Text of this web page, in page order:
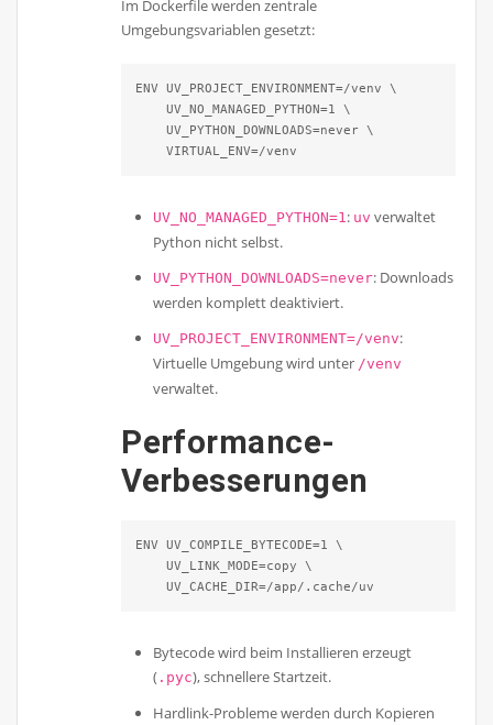
Im Dockerfile werden zentrale
Umgebungsvariablen gesetzt:
ENV UV_PROJECT_ENVIRONMENT=/venv \
    UV_NO_MANAGED_PYTHON=1 \
    UV_PYTHON_DOWNLOADS=never \
    VIRTUAL_ENV=/venv
UV_NO_MANAGED_PYTHON=1: uv verwaltet
Python nicht selbst.
UV_PYTHON_DOWNLOADS=never: Downloads
werden komplett deaktiviert.
UV_PROJECT_ENVIRONMENT=/venv:
Virtuelle Umgebung wird unter /venv
verwaltet.
Performance-
Verbesserungen
ENV UV_COMPILE_BYTECODE=1 \
    UV_LINK_MODE=copy \
    UV_CACHE_DIR=/app/.cache/uv
Bytecode wird beim Installieren erzeugt
( .pyc), schnellere Startzeit.
Hardlink-Probleme werden durch Kopieren